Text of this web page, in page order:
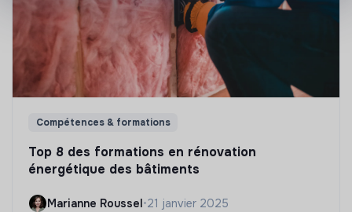
Compétences & formations
Top 8 des formations en rénovation
énergétique des bâtiments
Marianne Roussel•21 janvier 2025